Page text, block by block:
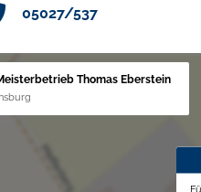
05027/537
Thomas Eberstein